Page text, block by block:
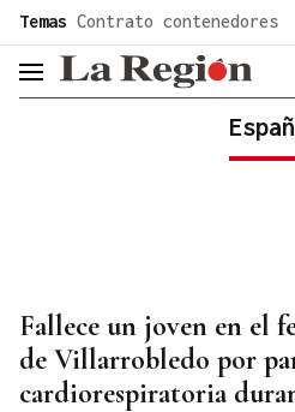
Temas Contrato contenedores
header.menu.open
Fallece un joven en el
de Villarrobledo por
cardiorespiratoria